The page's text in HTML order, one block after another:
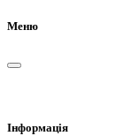
Меню
Інформація